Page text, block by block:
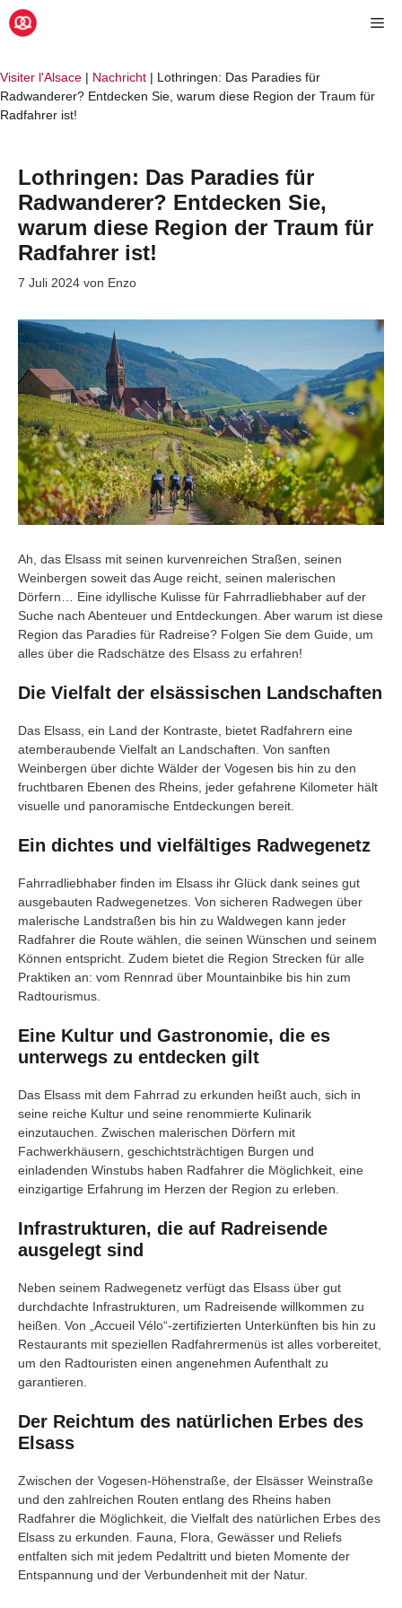
Zum
Inhalt
Visiter l'Alsace | Nachricht | Lothringen: Das Paradies für
Radwanderer? Entdecken Sie, warum diese Region der Traum für
Radfahrer ist!
Lothringen: Das Paradies für
Radwanderer? Entdecken Sie,
warum diese Region der Traum für
Radfahrer ist!
7 Juli 2024 von Enzo
Ah, das Elsass mit seinen kurvenreichen Straßen, seinen
Weinbergen soweit das Auge reicht, seinen malerischen
Dörfern… Eine idyllische Kulisse für Fahrradliebhaber auf der
Suche nach Abenteuer und Entdeckungen. Aber warum ist diese
Region das Paradies für Radreise? Folgen Sie dem Guide, um
alles über die Radschätze des Elsass zu erfahren!
Die Vielfalt der elsässischen Landschaften
Das Elsass, ein Land der Kontraste, bietet Radfahrern eine
atemberaubende Vielfalt an Landschaften. Von sanften
Weinbergen über dichte Wälder der Vogesen bis hin zu den
fruchtbaren Ebenen des Rheins, jeder gefahrene Kilometer hält
visuelle und panoramische Entdeckungen bereit.
Ein dichtes und vielfältiges Radwegenetz
Fahrradliebhaber finden im Elsass ihr Glück dank seines gut
ausgebauten Radwegenetzes. Von sicheren Radwegen über
malerische Landstraßen bis hin zu Waldwegen kann jeder
Radfahrer die Route wählen, die seinen Wünschen und seinem
Können entspricht. Zudem bietet die Region Strecken für alle
Praktiken an: vom Rennrad über Mountainbike bis hin zum
Radtourismus.
Eine Kultur und Gastronomie, die es
unterwegs zu entdecken gilt
Das Elsass mit dem Fahrrad zu erkunden heißt auch, sich in
seine reiche Kultur und seine renommierte Kulinarik
einzutauchen. Zwischen malerischen Dörfern mit
Fachwerkhäusern, geschichtsträchtigen Burgen und
einladenden Winstubs haben Radfahrer die Möglichkeit, eine
einzigartige Erfahrung im Herzen der Region zu erleben.
Infrastrukturen, die auf Radreisende
ausgelegt sind
Neben seinem Radwegenetz verfügt das Elsass über gut
durchdachte Infrastrukturen, um Radreisende willkommen zu
heißen. Von „Accueil Vélo“-zertifizierten Unterkünften bis hin zu
Restaurants mit speziellen Radfahrermenüs ist alles vorbereitet,
um den Radtouristen einen angenehmen Aufenthalt zu
garantieren.
Der Reichtum des natürlichen Erbes des
Elsass
Zwischen der Vogesen-Höhenstraße, der Elsässer Weinstraße
und den zahlreichen Routen entlang des Rheins haben
Radfahrer die Möglichkeit, die Vielfalt des natürlichen Erbes des
Elsass zu erkunden. Fauna, Flora, Gewässer und Reliefs
entfalten sich mit jedem Pedaltritt und bieten Momente der
Entspannung und der Verbundenheit mit der Natur.